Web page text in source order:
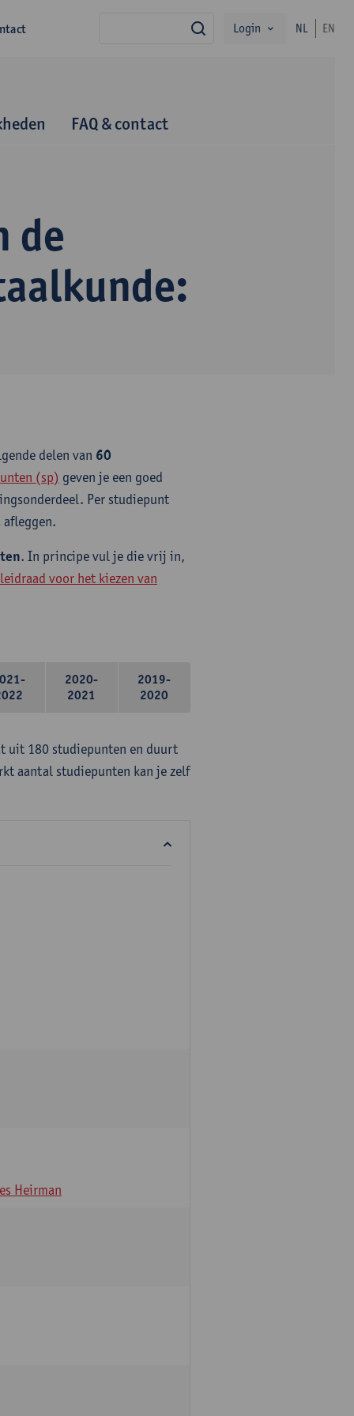
zoekLogin NL EN
FAQ & contact
de
delen van 60
(sp) geven je een goed
Per studiepunt
afleggen.
. In principe vul je die vrij in,
leidraad voor het kiezen van
2020-
2021
2019-
2020
uit 180 studiepunten en duurt
aantal studiepunten kan je zelf
Heirman